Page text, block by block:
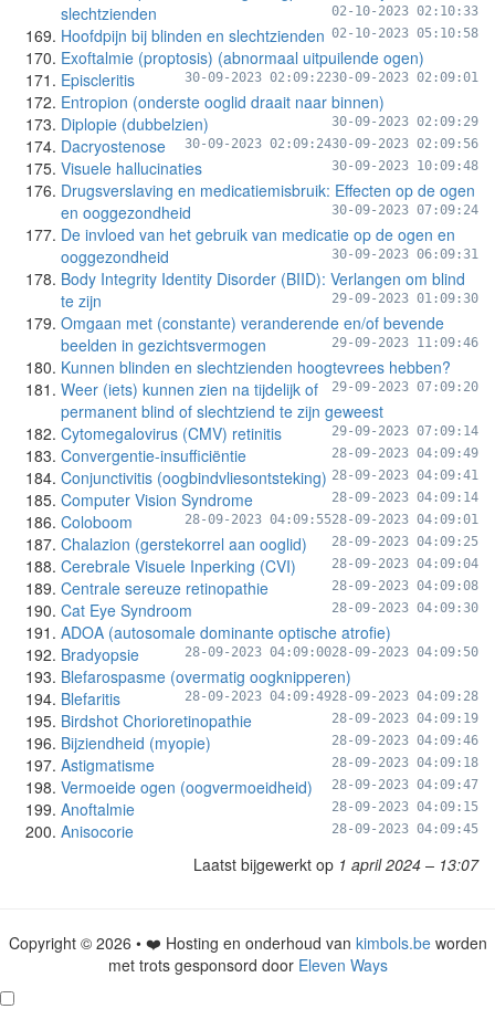
slechtzienden
02-10-2023 02:10:33
Hoofdpijn bij blinden en slechtzienden 02-10-2023 05:10:58
Exoftalmie (proptosis) (abnormaal uitpuilende ogen)
30-09-2023 02:09:01
Episcleritis 30-09-2023 02:09:22
Entropion (onderste ooglid draait naar binnen)
30-09-2023 02:09:29
Diplopie (dubbelzien)
30-09-2023 02:09:56
Dacryostenose 30-09-2023 02:09:24
Visuele hallucinaties 30-09-2023 10:09:48
Drugsverslaving en medicatiemisbruik: Effecten op de ogen
en ooggezondheid
30-09-2023 07:09:24
De invloed van het gebruik van medicatie op de ogen en
ooggezondheid
30-09-2023 06:09:31
Body Integrity Identity Disorder (BIID): Verlangen om blind
te zijn
29-09-2023 01:09:30
Omgaan met (constante) veranderende en/of bevende
beelden in gezichtsvermogen
29-09-2023 11:09:46
Kunnen blinden en slechtzienden hoogtevrees hebben?
29-09-2023 07:09:20
Weer (iets) kunnen zien na tijdelijk of
permanent blind of slechtziend te zijn geweest
29-09-2023 07:09:14
Cytomegalovirus (CMV) retinitis
28-09-2023 04:09:49
Convergentie-insufficiëntie
28-09-2023 04:09:41
Conjunctivitis (oogbindvliesontsteking)
28-09-2023 04:09:14
Computer Vision Syndrome
28-09-2023 04:09:01
Coloboom 28-09-2023 04:09:55
Chalazion (gerstekorrel aan ooglid) 28-09-2023 04:09:25
Cerebrale Visuele Inperking (CVI) 28-09-2023 04:09:04
Centrale sereuze retinopathie 28-09-2023 04:09:08
Cat Eye Syndroom 28-09-2023 04:09:30
ADOA (autosomale dominante optische atrofie)
28-09-2023 04:09:50
Bradyopsie 28-09-2023 04:09:00
Blefarospasme (overmatig oogknipperen)
28-09-2023 04:09:28
Blefaritis 28-09-2023 04:09:49
Birdshot Chorioretinopathie 28-09-2023 04:09:19
Bijziendheid (myopie) 28-09-2023 04:09:46
Astigmatisme 28-09-2023 04:09:18
Vermoeide ogen (oogvermoeidheid) 28-09-2023 04:09:47
Anoftalmie 28-09-2023 04:09:15
Anisocorie 28-09-2023 04:09:45
Laatst bijgewerkt op 1 april 2024 – 13:07
Copyright © 2026 • ❤️ Hosting en onderhoud van kimbols.beworden
met trots gesponsord door Eleven Ways